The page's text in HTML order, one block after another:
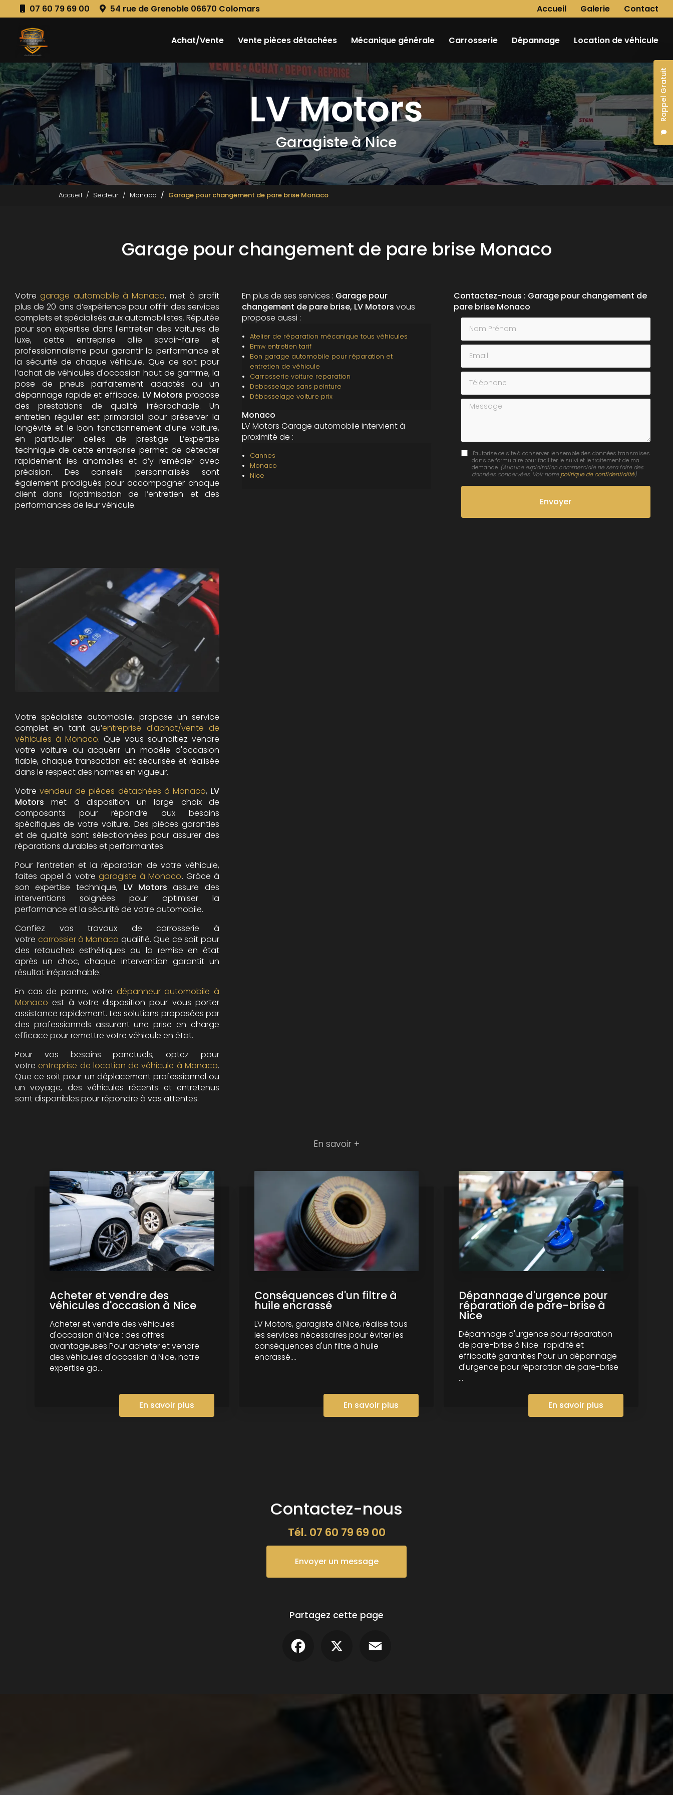
au
contenu
principal
07 60 79 69 00 54 rue de Grenoble 06670 Colomars Navigation secondaire
Accueil Galerie Contact
Rappel Gratuit
Achat/Vente
Vente pièces détachées Mécanique générale Carrosserie Dépannage Location de véhicule
Garagiste à Nice
Accueil Secteur Monaco Garage pour changement de pare brise Monaco
Garage pour changement de pare brise Monaco
Votregarage automobile à Monaco, met à profit
plus de 20 ans d’expérience pour offrir des services
complets et spécialisés aux automobilistes. Réputée
pour son expertise dans l'entretien des voitures de
luxe, cette entreprise allie savoir-faire et
professionnalisme pour garantir la performance et
la sécurité de chaque véhicule. Que ce soit pour
l’achat de véhicules d'occasion haut de gamme, la
pose de pneus parfaitement adaptés ou un
dépannage rapide et efficace, LV Motors propose
des prestations de qualité irréprochable. Un
entretien régulier est primordial pour préserver la
longévité et le bon fonctionnement d'une voiture,
en particulier celles de prestige. L’expertise
technique de cette entreprise permet de détecter
rapidement les anomalies et d’y remédier avec
précision. Des conseils personnalisés sont
également prodigués pour accompagner chaque
client dans l’optimisation de l’entretien et des
performances de leur véhicule.
Votre spécialiste automobile, propose un service
complet en tant qu’entreprise d'achat/vente de
véhicules à Monaco. Que vous souhaitiez vendre
votre voiture ou acquérir un modèle d'occasion
fiable, chaque transaction est sécurisée et réalisée
dans le respect des normes en vigueur.
Votrevendeur de pièces détachées à Monaco, LV
Motors met à disposition un large choix de
composants pour répondre aux besoins
spécifiques de votre voiture. Des pièces garanties
et de qualité sont sélectionnées pour assurer des
réparations durables et performantes.
Pour l’entretien et la réparation de votre véhicule,
faites appel à votre garagiste à Monaco. Grâce à
son expertise technique, LV Motors assure des
interventions soignées pour optimiser la
performance et la sécurité de votre automobile.
Confiez vos travaux de carrosserie à
votre carrossier à Monaco qualifié. Que ce soit pour
des retouches esthétiques ou la remise en état
après un choc, chaque intervention garantit un
résultat irréprochable.
En cas de panne, votre dépanneur automobile à
Monaco est à votre disposition pour vous porter
assistance rapidement. Les solutions proposées par
des professionnels assurent une prise en charge
efficace pour remettre votre véhicule en état.
Pour vos besoins ponctuels, optez pour
votreentreprise de location de véhicule à Monaco.
Que ce soit pour un déplacement professionnel ou
un voyage, des véhicules récents et entretenus
sont disponibles pour répondre à vos attentes.
En plus de ses services : Garage pour
changement de pare brise, LV Motors vous
propose aussi :
Atelier de réparation mécanique tous véhicules
Bmw entretien tarif
Bon garage automobile pour réparation et
entretien de véhicule
Carrosserie voiture reparation
Debosselage sans peinture
Débosselage voiture prix
Monaco
LV Motors Garage automobile intervient à
proximité de :
Cannes
Monaco
Nice
Contactez-nous : Garage pour changement de
pare brise Monaco
Nom Prénom
Email
Téléphone
Message
J'autorise ce site à conserver l'ensemble des données transmises
dans ce formulaire pour faciliter le suivi et le traitement de ma
demande. (Aucune exploitation commerciale ne sera faite des
données concervées. Voir notre politique de confidentialité)
En savoir +
Acheter et vendre des
véhicules d'occasion à Nice
Acheter et vendre des véhicules
d'occasion à Nice : des offres
avantageuses Pour acheter et vendre
des véhicules d'occasion à Nice, notre
expertise ga...
En savoir plus
Conséquences d'un filtre à
huile encrassé
LV Motors, garagiste à Nice, réalise tous
les services nécessaires pour éviter les
conséquences d'un filtre à huile
encrassé....
En savoir plus
Dépannage d'urgence pour
réparation de pare-brise à
Nice
Dépannage d'urgence pour réparation
de pare-brise à Nice : rapidité et
efficacité garanties Pour un dépannage
d'urgence pour réparation de pare-brise
...
En savoir plus
Contactez-nous
Tél. 07 60 79 69 00
Envoyer un message
Partagez cette page